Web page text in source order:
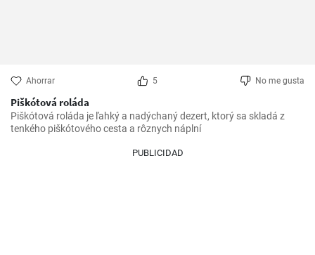
Ahorrar 5 No me gusta
Piškótová roláda
Piškótová roláda je ľahký a nadýchaný dezert, ktorý sa skladá z
tenkého piškótového cesta a rôznych náplní
PUBLICIDAD